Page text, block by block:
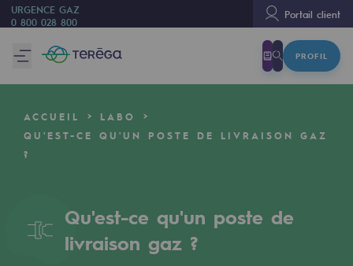
URGENCE GAZ
0 800 028 800
Portail client
PROFIL
Nous sommes
80 ans d'histoire
Accélérateur de la transition énergétique
Un réseau local et européen
ACCUEIL
LABO
QU'EST-CE QU'UN POSTE DE LIVRAISON GAZ
?
Qu'est-ce qu'un poste de
livraison gaz ?